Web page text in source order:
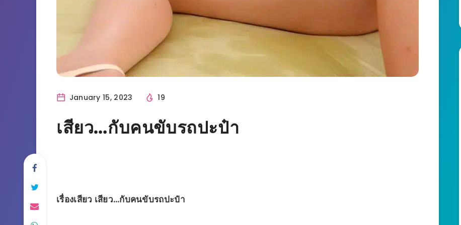
January 15, 2023 19
เสียว…กับคนขับรถปะป๋า
เรื่องเสียว เสียว…กับคนขับรถปะป๋า